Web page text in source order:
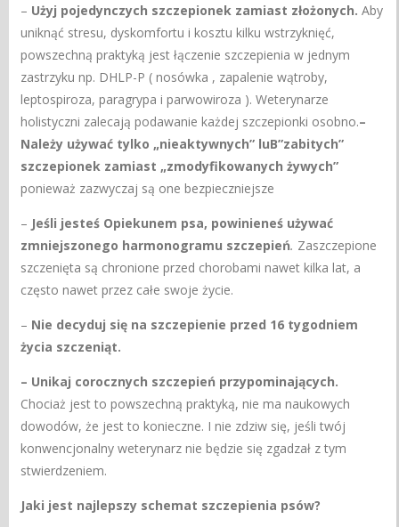
– Użyj pojedynczych szczepionek zamiast złożonych. Aby
uniknąć stresu, dyskomfortu i kosztu kilku wstrzyknięć,
powszechną praktyką jest łączenie szczepienia w jednym
zastrzyku np. DHLP-P ( nosówka , zapalenie wątroby,
leptospiroza, paragrypa i parwowiroza ). Weterynarze
holistyczni zalecają podawanie każdej szczepionki osobno.–
Należy używać tylko „nieaktywnych” luB”zabitych”
szczepionek zamiast „zmodyfikowanych żywych”
ponieważ zazwyczaj są one bezpieczniejsze
– Jeśli jesteś Opiekunem psa, powinieneś używać
zmniejszonego harmonogramu szczepień. Zaszczepione
szczenięta są chronione przed chorobami nawet kilka lat, a
często nawet przez całe swoje życie.
– Nie decyduj się na szczepienie przed 16 tygodniem
życia szczeniąt.
– Unikaj corocznych szczepień przypominających.
Chociaż jest to powszechną praktyką, nie ma naukowych
dowodów, że jest to konieczne. I nie zdziw się, jeśli twój
konwencjonalny weterynarz nie będzie się zgadzał z tym
stwierdzeniem.
Jaki jest najlepszy schemat szczepienia psów?